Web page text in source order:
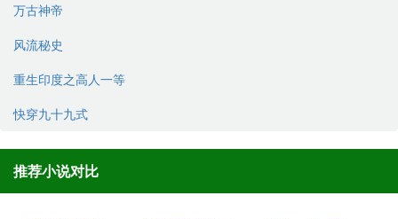
万古神帝
风流秘史
重生印度之高人一等
快穿九十九式
推荐小说对比